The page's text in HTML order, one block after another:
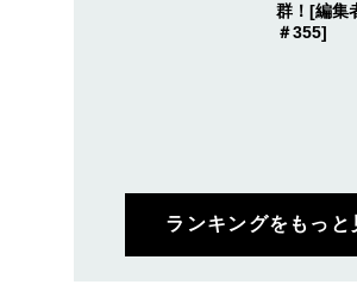
群！[編集
＃355]
ランキングをもっと